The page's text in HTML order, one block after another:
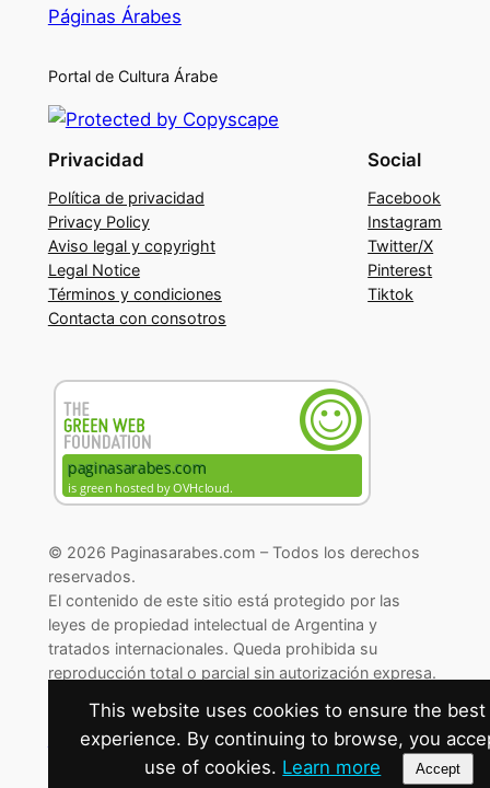
Páginas Árabes
Portal de Cultura Árabe
Privacidad
Política de privacidad
Privacy Policy
Aviso legal y copyright
Legal Notice
Términos y condiciones
Contacta con consotros
Social
Facebook
Instagram
Twitter/X
Pinterest
Tiktok
© 2026 Paginasarabes.com – Todos los derechos
reservados.
El contenido de este sitio está protegido por las
leyes de propiedad intelectual de Argentina y
tratados internacionales. Queda prohibida su
reproducción total o parcial sin autorización expresa.
This website uses cookies to ensure the best
experience. By continuing to browse, you
use of cookies. Learn more Accept
Cambiar preferencias de cookies